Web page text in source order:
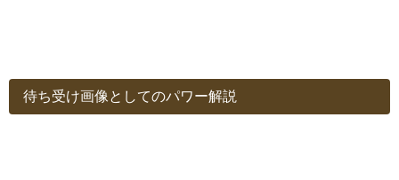
待ち受け画像としてのパワー解説